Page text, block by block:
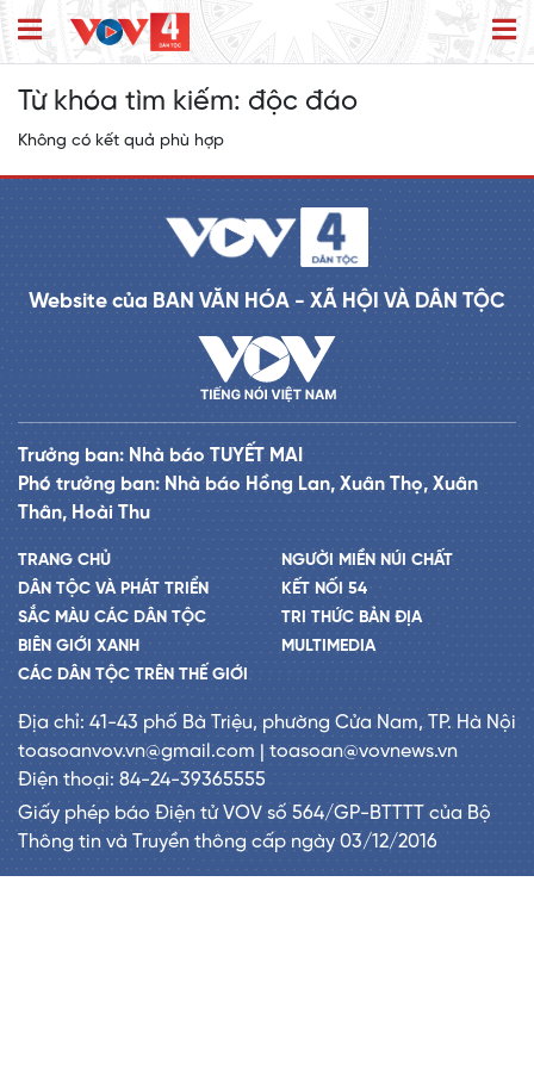
Từ khóa tìm kiếm: độc đáo
Không có kết quả phù hợp
Website của BAN VĂN HÓA - XÃ HỘI VÀ DÂN TỘC
Trưởng ban: Nhà báo TUYẾT MAI
Phó trưởng ban: Nhà báo Hồng Lan, Xuân Thọ, Xuân
Thân, Hoài Thu
TRANG CHỦ
DÂN TỘC VÀ PHÁT TRIỂN
SẮC MÀU CÁC DÂN TỘC
BIÊN GIỚI XANH
CÁC DÂN TỘC TRÊN THẾ GIỚI
NGƯỜI MIỀN NÚI CHẤT
KẾT NỐI 54
TRI THỨC BẢN ĐỊA
MULTIMEDIA
Địa chỉ: 41-43 phố Bà Triệu, phường Cửa Nam, TP. Hà Nội
toasoanvov.vn@gmail.com | toasoan@vovnews.vn
Điện thoại: 84-24-39365555
Giấy phép báo Điện tử VOV số 564/GP-BTTTT của Bộ
Thông tin và Truyền thông cấp ngày 03/12/2016